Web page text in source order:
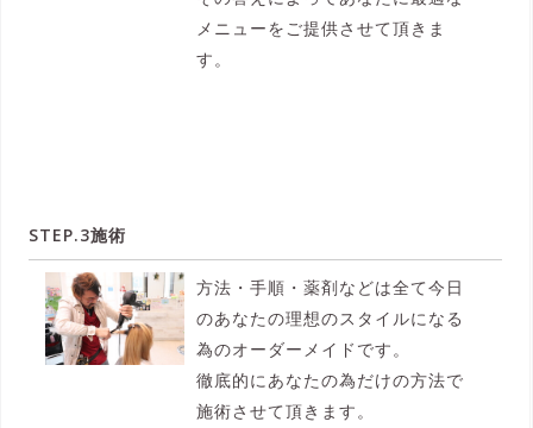
メニューをご提供させて頂きま
す。
STEP.3施術
方法・手順・薬剤などは全て今日
のあなたの理想のスタイルになる
為のオーダーメイドです。
徹底的にあなたの為だけの方法で
施術させて頂きます。